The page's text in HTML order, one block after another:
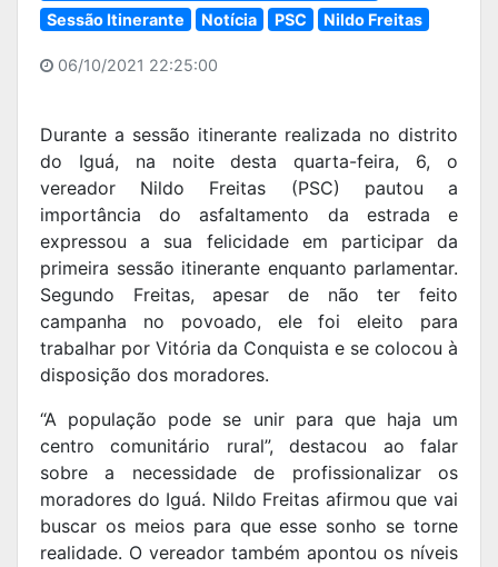
Sessão Itinerante
Notícia PSC Nildo Freitas
06/10/2021 22:25:00
Durante a sessão itinerante realizada no distrito
do Iguá, na noite desta quarta-feira, 6, o
vereador Nildo Freitas (PSC) pautou a
importância do asfaltamento da estrada e
expressou a sua felicidade em participar da
primeira sessão itinerante enquanto parlamentar.
Segundo Freitas, apesar de não ter feito
campanha no povoado, ele foi eleito para
trabalhar por Vitória da Conquista e se colocou à
disposição dos moradores.
“A população pode se unir para que haja um
centro comunitário rural”, destacou ao falar
sobre a necessidade de profissionalizar os
moradores do Iguá. Nildo Freitas afirmou que vai
buscar os meios para que esse sonho se torne
realidade. O vereador também apontou os níveis